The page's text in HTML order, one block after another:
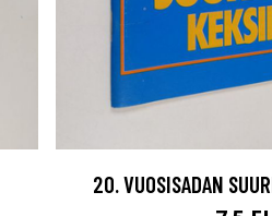
20. VUOSISADAN